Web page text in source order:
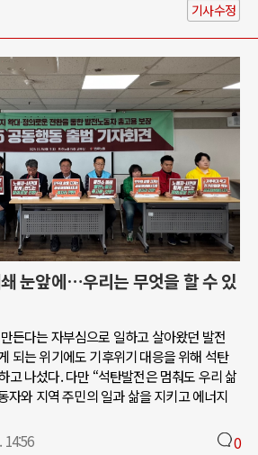
기사수정
눈앞에…우리는 무엇을 할 수 있
든다는 자부심으로 일하고 살아왔던 발전
되는 위기에도 기후위기 대응을 위해 석탄
고 나섰다. 다만 “석탄발전은 멈춰도 우리 삶
자와 지역 주민의 일과 삶을 지키고 에너지
14:56 0